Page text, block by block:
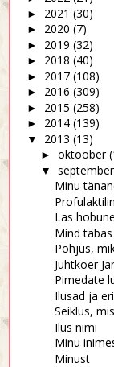
► 2021 (30)
► 2020 (7)
► 2019 (32)
► 2018 (40)
► 2017 (108)
► 2016 (309)
► 2015 (258)
► 2014 (139)
▼ 2013 (13)
► oktoober
▼ september
Minu
Las
Mind
Põhjus,
Juhtkoer
Pimedate
Ilusad ja
Seiklus,
Ilus nimi
Minu
Minust